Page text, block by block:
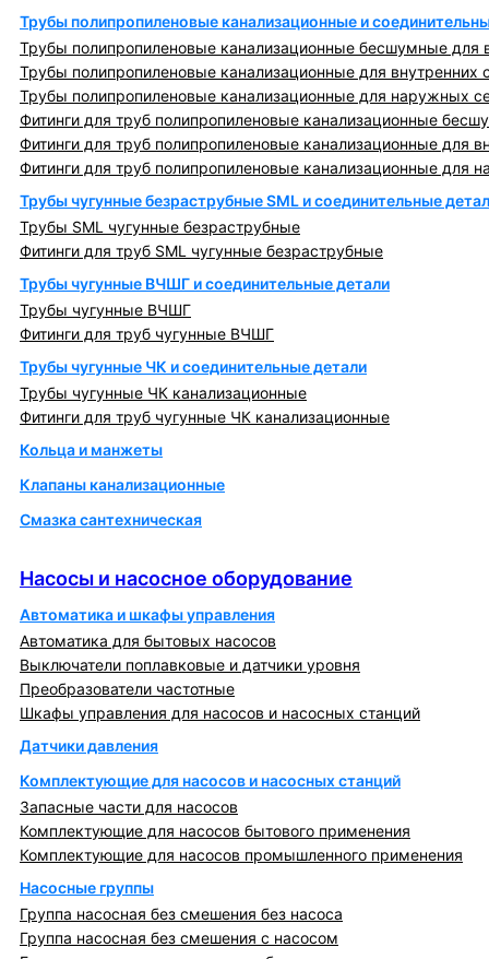
Трубы полипропиленовые канализационные и
Трубы полипропиленовые канализационные бесшумные для
Трубы полипропиленовые канализационные для внутренних
Трубы полипропиленовые канализационные для наружных
Фитинги для труб полипропиленовые канализационные
Фитинги для труб полипропиленовые канализационные для
Фитинги для труб полипропиленовые канализационные для
Трубы чугунные безраструбные SML и соединительные
Трубы SML чугунные безраструбные
Фитинги для труб SML чугунные безраструбные
Трубы чугунные ВЧШГ и соединительные детали
Трубы чугунные ВЧШГ
Фитинги для труб чугунные ВЧШГ
Трубы чугунные ЧК и соединительные детали
Трубы чугунные ЧК канализационные
Фитинги для труб чугунные ЧК канализационные
Кольца и манжеты
Клапаны канализационные
Смазка сантехническая
Насосы и насосное оборудование
Автоматика и шкафы управления
Автоматика для бытовых насосов
Выключатели поплавковые и датчики уровня
Преобразователи частотные
Шкафы управления для насосов и насосных станций
Датчики давления
Комплектующие для насосов и насосных станций
Запасные части для насосов
Комплектующие для насосов бытового применения
Комплектующие для насосов промышленного применения
Насосные группы
Группа насосная без смешения без насоса
Группа насосная без смешения с насосом